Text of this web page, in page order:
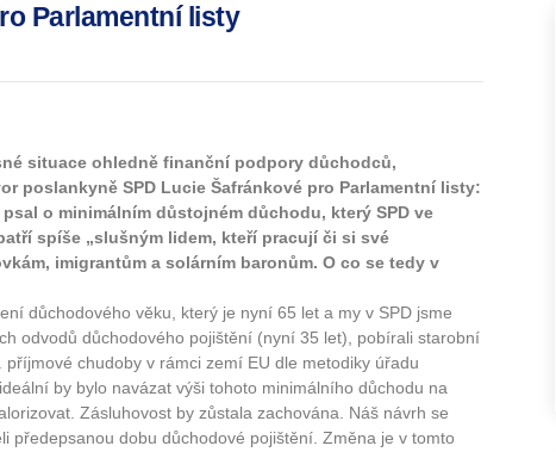
Parlamentní listy
situace ohledně finanční podpory důchodců,
poslankyně SPD Lucie Šafránkové pro Parlamentní listy:
o minimálním důstojném důchodu, který SPD ve
spíše „slušným lidem, kteří pracují či si své
imigrantům a solárním baronům. O co se tedy v
důchodového věku, který je nyní 65 let a my v SPD jsme
odvodů důchodového pojištění (nyní 35 let), pobírali starobní
chudoby v rámci zemí EU dle metodiky úřadu
by bylo navázat výši tohoto minimálního důchodu na
Zásluhovost by zůstala zachována. Náš návrh se
předepsanou dobu důchodové pojištění. Změna je v tomto